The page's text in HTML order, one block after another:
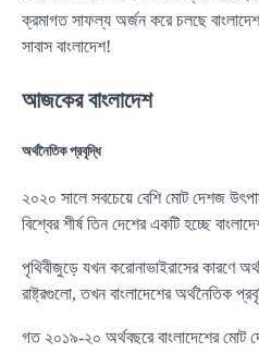
ক্রমাগত সাফল্য অর্জন করে চলছে
সাবাস বাংলাদেশ!
আজকের বাংলাদেশ
অর্থনৈতিক প্রবৃদ্ধি
২০২০ সালে সবচেয়ে বেশি মোট দেশজ
বিশ্বের শীর্ষ তিন দেশের একটি হচ্ছে
পৃথিবীজুড়ে যখন করোনাভাইরাসের কারণে
রাষ্ট্রগুলো, তখন বাংলাদেশের অর্থনৈতিক
গত ২০১৯-২০ অর্থবছরে বাংলাদেশের মোট